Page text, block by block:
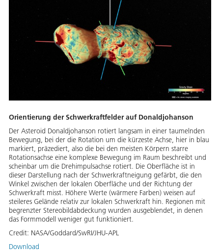
Orientierung der Schwerkraftfelder auf Donaldjohanson
Der Asteroid Donaldjohanson rotiert langsam in einer taumelnden
Bewegung, bei der die Rotation um die kürzeste Achse, hier in blau
markiert, präzediert, also die bei den meisten Körpern starre
Rotationsachse eine komplexe Bewegung im Raum beschreibt und
scheinbar um die Drehimpulsachse rotiert. Die Oberfläche ist in
dieser Darstellung nach der Schwerkraftneigung gefärbt, die den
Winkel zwischen der lokalen Oberfläche und der Richtung der
Schwerkraft misst. Höhere Werte (wärmere Farben) weisen auf
steileres Gelände relativ zur lokalen Schwerkraft hin. Regionen mit
begrenzter Stereobildabdeckung wurden ausgeblendet, in denen
das Formmodell weniger gut funktioniert.
Credit: NASA/Goddard/SwRI/JHU-APL
Download